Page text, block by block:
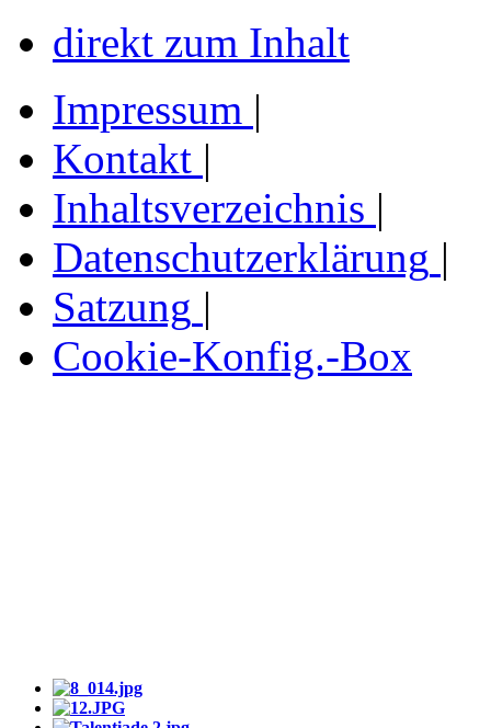
direkt zum Inhalt
Impressum |
Kontakt |
Inhaltsverzeichnis |
Datenschutzerklärung |
Satzung |
Cookie-Konfig.-Box